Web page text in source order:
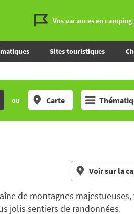
Vos vacances en camping
Sites touristiques
ou Carte
Voir sur la
de montagnes majestueuses,
jolis sentiers de randonnées.